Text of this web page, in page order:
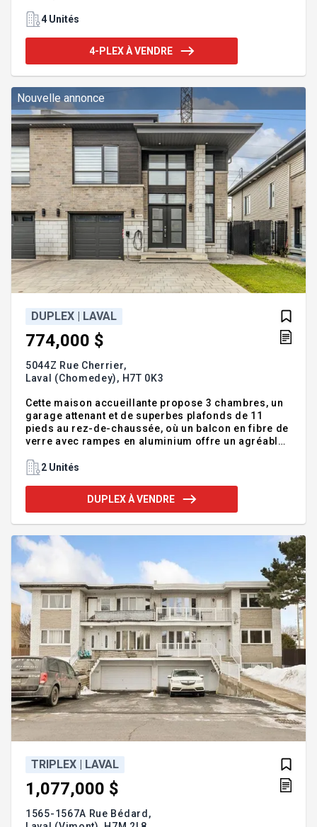
électrique, 4 logements bien loués un 7 1/2 avec
occupant ou investisseur. 3 X 4 1/2 revenu annuel
de 51,792$, plusieurs rénovations au fil des années.
VOIR LA FICHE DESCRIPTIVE DE CETTE PROPRIÉTÉ:
http
4 Unités
4-PLEX À VENDRE
Nouvelle annonce
DUPLEX | LAVAL
774,000 $
5044Z Rue Cherrier,
Laval (Chomedey), H7T 0K3
Cette maison accueillante propose 3 chambres, un
garage attenant et de superbes plafonds de 11
pieds au rez-de-chaussée, où un balcon en fibre de
verre avec rampes en aluminium offre un agréable
autonome dispose de sa propre entrée privée sur le
chambre, d'une salle de bain et d'un salon, ainsi
qu'une terrasse en béton avec porte-patio donnant
chambres, un garage attenant et de superbes
plafonds d
2 Unités
DUPLEX À VENDRE
TRIPLEX | LAVAL
1,077,000 $
1565-1567A Rue Bédard,